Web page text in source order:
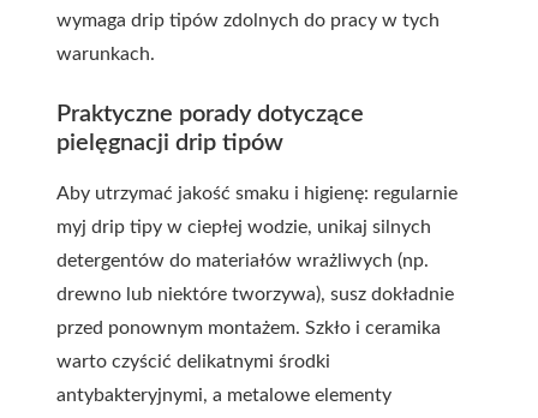
wymaga drip tipów zdolnych do pracy w tych
warunkach.
Praktyczne porady dotyczące
pielęgnacji drip tipów
Aby utrzymać jakość smaku i higienę: regularnie
myj drip tipy w ciepłej wodzie, unikaj silnych
detergentów do materiałów wrażliwych (np.
drewno lub niektóre tworzywa), susz dokładnie
przed ponownym montażem. Szkło i ceramika
warto czyścić delikatnymi środki
antybakteryjnymi, a metalowe elementy